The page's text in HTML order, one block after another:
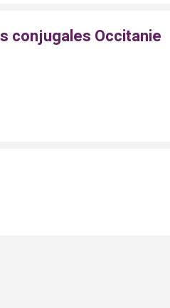
conjugales Occitanie